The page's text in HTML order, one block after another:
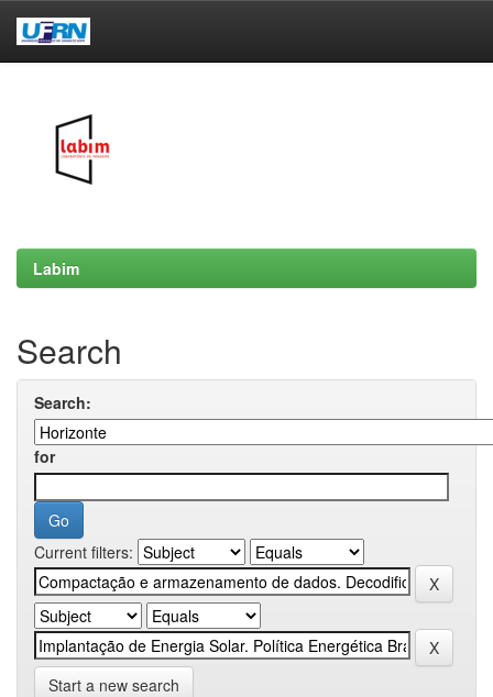
Labim
Search
Search:
for
Current filters:
Start a new search